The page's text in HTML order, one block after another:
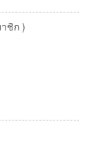
ชิก )